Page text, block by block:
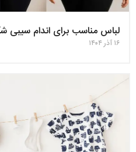
لباس مناسب برای اندام سیبی‌
۱۶ آذر ۱۴۰۴